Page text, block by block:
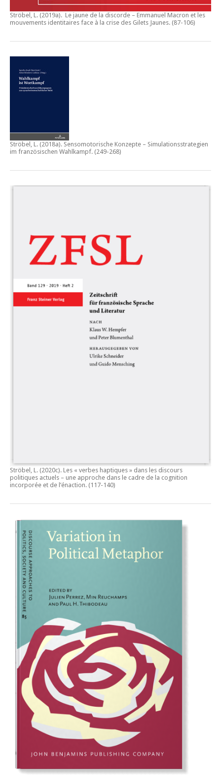
Ströbel, L. (2019a). Le jaune de la discorde – Emmanuel Macron et les
mouvements identitaires face à la crise des Gilets Jaunes. (87-106)
Ströbel, L. (2018a). Sensomotorische Konzepte – Simulationsstrategien
im französischen Wahlkampf. (249-268)
Ströbel, L. (2020c). Les « verbes haptiques » dans les discours
politiques actuels – une approche dans le cadre de la cognition
incorporée et de l’énaction. (117-140)